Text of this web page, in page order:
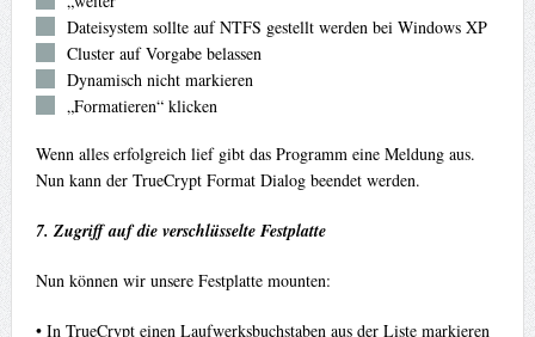
Dateisystem sollte auf NTFS gestellt werden bei Windows XP
Cluster auf Vorgabe belassen
Dynamisch nicht markieren
„Formatieren“ klicken
Wenn alles erfolgreich lief gibt das Programm eine Meldung aus.
Nun kann der TrueCrypt Format Dialog beendet werden.
7. Zugriff auf die verschlüsselte Festplatte
Nun können wir unsere Festplatte mounten:
• In TrueCrypt einen Laufwerksbuchstaben aus der Liste markieren